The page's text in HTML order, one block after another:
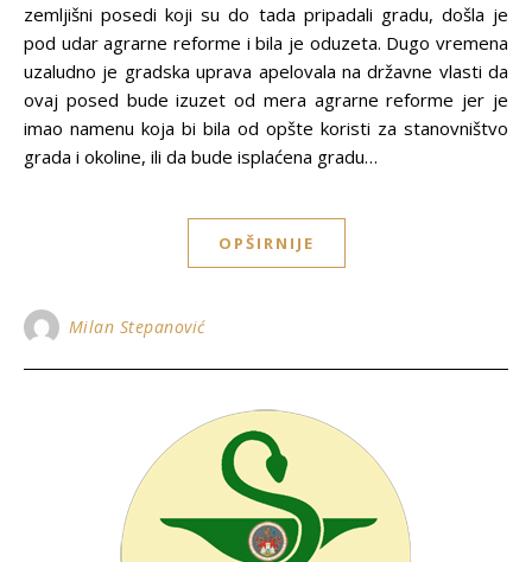
zemljišni posedi koji su do tada pripadali gradu, došla je
pod udar agrarne reforme i bila je oduzeta. Dugo vremena
uzaludno je gradska uprava apelovala na državne vlasti da
ovaj posed bude izuzet od mera agrarne reforme jer je
imao namenu koja bi bila od opšte koristi za stanovništvo
grada i okoline, ili da bude isplaćena gradu…
OPŠIRNIJE
Milan Stepanović